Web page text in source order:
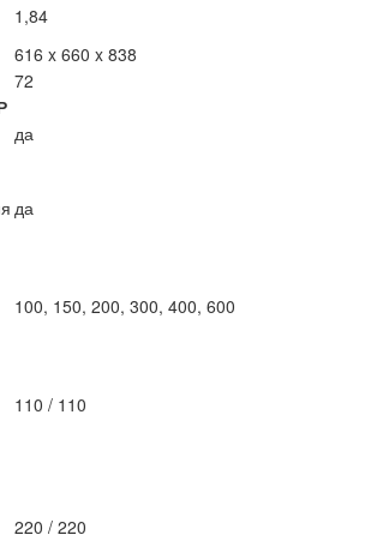
1,84
616 x 660 x 838
72
да
да
100, 150, 200, 300, 400, 600
110 / 110
220 / 220